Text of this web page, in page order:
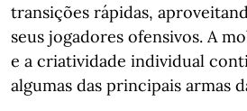
transições rápidas,
seus jogadores ofensivos. A
e a criatividade individual
algumas das principais armas